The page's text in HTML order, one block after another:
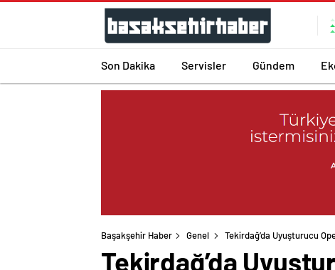
Son Dakika Servisler Gündem
Başakşehir Haber Genel Tekirdağ’da Uyuşturucu
Tekirdağ’da